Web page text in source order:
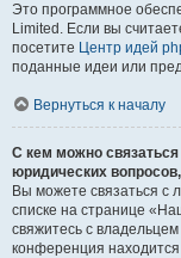
Это программное
Limited. Если вы
посетите Центр идей
поданные идеи или
Вернуться к началу
С кем можно связаться
юридических
Вы можете связаться с
списке на странице
свяжитесь с
конференция